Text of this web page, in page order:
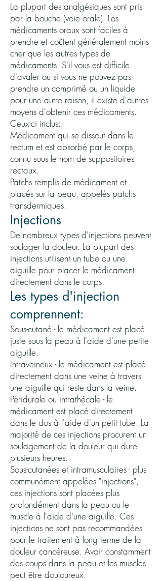
La plupart des analgésiques sont pris
par la bouche (voie orale). Les
médicaments oraux sont faciles à
prendre et coûtent généralement moins
cher que les autres types de
médicaments. S'il vous est difficile
d'avaler ou si vous ne pouvez pas
prendre un comprimé ou un liquide
pour une autre raison, il existe d'autres
moyens d'obtenir ces médicaments.
Ceux-ci inclus:
Médicament qui se dissout dans le
rectum et est absorbé par le corps,
connu sous le nom de suppositoires
rectaux.
Patchs remplis de médicament et
placés sur la peau, appelés patchs
transdermiques.
Injections
De nombreux types d'injections peuvent
soulager la douleur. La plupart des
injections utilisent un tube ou une
aiguille pour placer le médicament
directement dans le corps.
Les types d'injection
comprennent:
Sous-cutané - le médicament est placé
juste sous la peau à l'aide d'une petite
aiguille.
Intraveineux - le médicament est placé
directement dans une veine à travers
une aiguille qui reste dans la veine.
Péridurale ou intrathécale - le
médicament est placé directement
dans le dos à l'aide d'un petit tube. La
majorité de ces injections procurent un
soulagement de la douleur qui dure
plusieurs heures.
Sous-cutanées et intramusculaires - plus
communément appelées "injections",
ces injections sont placées plus
profondément dans la peau ou le
muscle à l'aide d'une aiguille. Ces
injections ne sont pas recommandées
pour le traitement à long terme de la
douleur cancéreuse. Avoir constamment
des coups dans la peau et les muscles
peut être douloureux.